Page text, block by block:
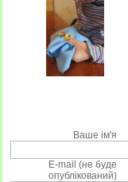
Ваше ім'я
E-mail (не буде
опублікований)